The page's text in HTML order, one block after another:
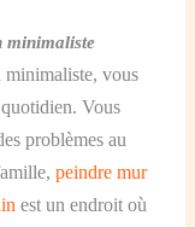
minimaliste
minimaliste, vous
Vous
problèmes au
peindre mur
est un endroit où